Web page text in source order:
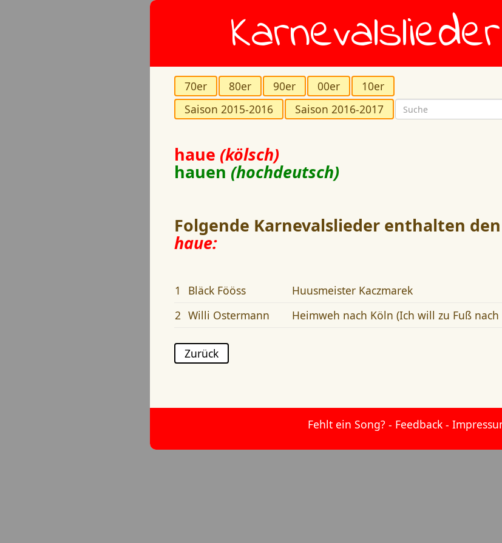
70er 80er 90er 00er
10er
Saison 2015-2016
Saison 2016-2017
haue (kölsch)
hauen (hochdeutsch)
Folgende Karnevalslieder enthalten
haue:
1 Bläck Fööss Huusmeister Kaczmarek
2 Willi Ostermann Heimweh nach Köln (Ich will zu Fuß
Zurück
Fehlt ein Song? - Feedback-